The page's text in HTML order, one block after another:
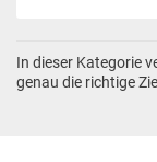
In dieser Kategorie
genau die richtige